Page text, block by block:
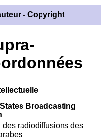
- Copyright
Broadcasting
des radiodiffusions des